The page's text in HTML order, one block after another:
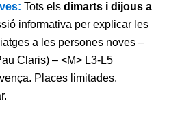
Tots els dimarts i dijous a
informativa per explicar les
a les persones noves –
Claris) – <M> L3-L5
Places limitades.